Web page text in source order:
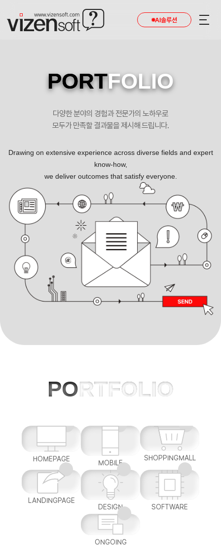
AI솔루션
최고보다는 최선을 다하는 신뢰성 있는 기업 포트폴리오
PORTFOLIO
다양한 분야의 경험과 전문가의 노하우로
모두가 만족할 결과물을 제시해 드립니다.
Drawing on extensive experience across diverse fields and expert
know-how,
we deliver outcomes that satisfy everyone.
PORTFOLIO
HOMEPAGE MOBILE
SHOPPINGMALL
LANDINGPAGE
DESIGN
SOFTWARE
ONGOING